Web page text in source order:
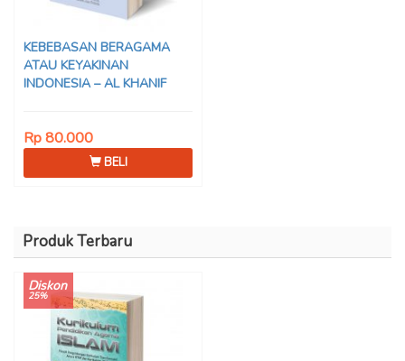
KEBEBASAN BERAGAMA
ATAU KEYAKINAN
INDONESIA – AL KHANIF
Rp 80.000
BELI
Produk Terbaru
Diskon
25%